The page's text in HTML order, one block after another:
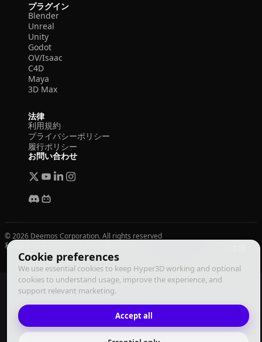
Cookie preferences
We use essential cookies to keep Hyper3D working and optional
cookies to understand usage, improve the experience, and
support relevant marketing.
Accept all
プラグイン
Blender
Unreal
Unity
Godot
OV/Isaac
C4D
Maya
3D Max
法律
利用規約
プライバシーポリシー
履行ポリシー
お問い合わせ
© 2026 Deemos Corporation. All rights reserved
利用規約